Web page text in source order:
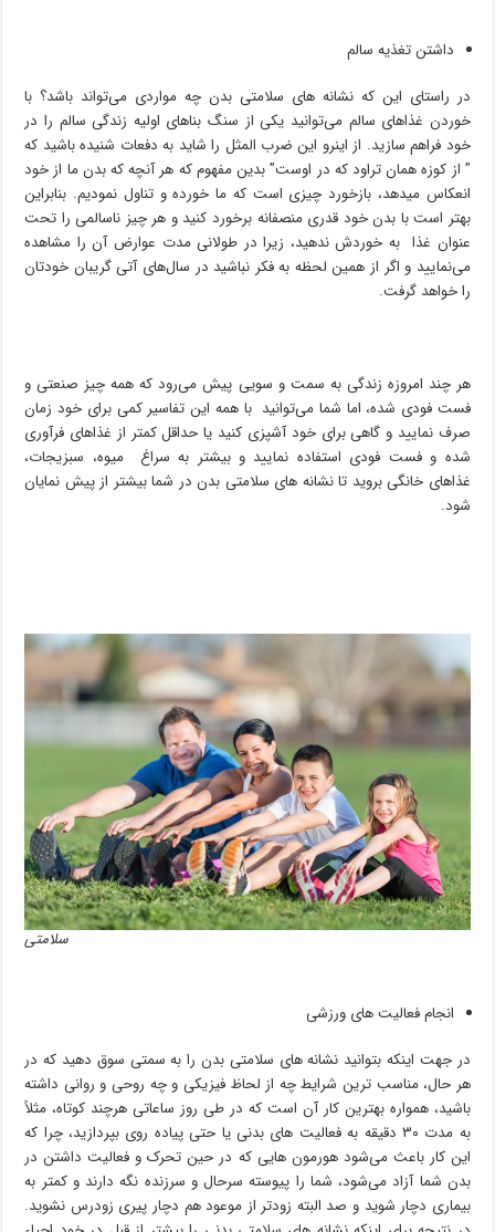
داشتن تغذیه سالم
در راستای این که نشانه‌ های سلامتی بدن چه مواردی می‌تواند باشد؟ با
خوردن غذاهای سالم می‌توانید یکی از سنگ بناهای اولیه زندگی سالم را در
خود فراهم سازید. از اینرو این ضرب المثل را شاید به دفعات شنیده باشید که
” از کوزه همان تراود که در اوست” بدین مفهوم که هر آنچه که بدن ما از خود
انعکاس میدهد، بازخورد چیزی است که ما خورده و تناول نمودیم. بنابراین
بهتر است با بدن خود قدری منصفانه برخورد کنید و هر چیز ناسالمی را تحت
عنوان غذا به خوردش ندهید، زیرا در طولانی مدت عوارض آن را مشاهده
می‌نمایید و اگر از همین لحظه به فکر نباشید در سال‌های آتی گریبان خودتان
را خواهد گرفت.
هر چند امروزه زندگی به سمت و سویی پیش می‌رود که همه چیز صنعتی و
فست فودی شده، اما شما می‌توانید با همه این تفاسیر کمی برای خود زمان
صرف نمایید و گاهی برای خود آشپزی کنید یا حداقل کمتر از غذاهای فرآوری
شده و فست فودی استفاده نمایید و بیشتر به سراغ میوه، سبزیجات،
غذاهای خانگی بروید تا نشانه‌ های سلامتی بدن در شما بیشتر از پیش نمایان
شود.
سلامتی
انجام فعالیت های ورزشی
در جهت اینکه بتوانید نشانه‌ های سلامتی بدن را به سمتی سوق دهید که در
هر حال، مناسب ترین شرایط چه از لحاظ فیزیکی و چه روحی و روانی داشته
باشید، همواره بهترین کار آن است که در طی روز ساعاتی هرچند کوتاه، مثلاً
به مدت ۳۰ دقیقه به فعالیت های بدنی یا حتی پیاده روی بپردازید، چرا که
این کار باعث می‌شود هورمون هایی که در حین تحرک و فعالیت داشتن در
بدن شما آزاد می‌شود، شما را پیوسته سرحال و سرزنده نگه دارند و کمتر به
بیماری دچار شوید و صد البته زودتر از موعود هم دچار پیری زودرس نشوید.